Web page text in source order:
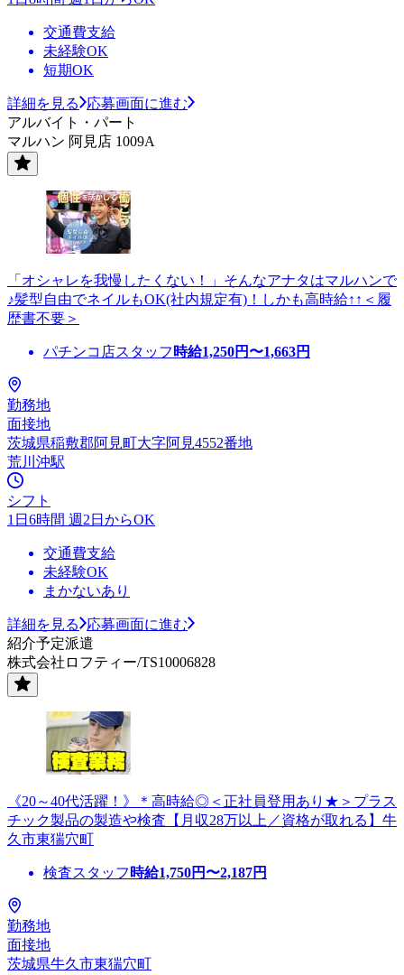
交通費支給
未経験OK
短期OK
詳細を見る
応募画面に進む
アルバイト・パート
マルハン 阿見店 1009A
「オシャレを我慢したくない！」そんなアナタはマルハンで
♪髪型自由でネイルもOK(社内規定有)！しかも高時給↑↑＜履
歴書不要＞
パチンコ店スタッフ 時給1,250円〜1,663円
勤務地
面接地
茨城県稲敷郡阿見町大字阿見4552番地
荒川沖駅
シフト
1日6時間 週2日からOK
交通費支給
未経験OK
まかないあり
詳細を見る
応募画面に進む
紹介予定派遣
株式会社ロフティー/TS10006828
《20～40代活躍！》＊高時給◎＜正社員登用あり★＞プラス
チック製品の製造や検査【月収28万以上／資格が取れる】牛
久市東猯穴町
検査スタッフ 時給1,750円〜2,187円
勤務地
面接地
茨城県牛久市東猯穴町